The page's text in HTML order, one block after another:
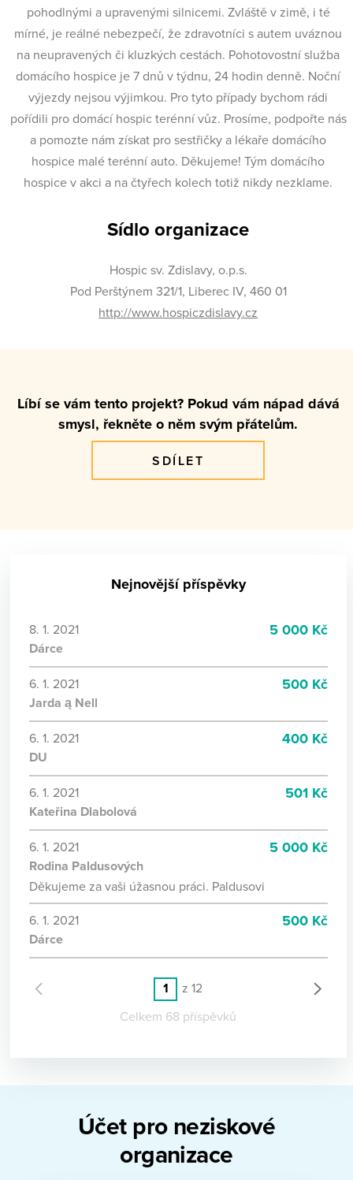
pohodlnými a upravenými silnicemi. Zvláště v zimě, i té
mírné, je reálné nebezpečí, že zdravotníci s autem uváznou
na neupravených či kluzkých cestách. Pohotovostní služba
domácího hospice je 7 dnů v týdnu, 24 hodin denně. Noční
výjezdy nejsou výjimkou. Pro tyto případy bychom rádi
pořídili pro domácí hospic terénní vůz. Prosíme, podpořte nás
a pomozte nám získat pro sestřičky a lékaře domácího
hospice malé terénní auto. Děkujeme! Tým domácího
hospice v akci a na čtyřech kolech totiž nikdy nezklame.
Sídlo organizace
Hospic sv. Zdislavy, o.p.s.
Pod Perštýnem 321/1, Liberec IV, 460 01
http://www.hospiczdislavy.cz
Nejnovější příspěvky
8. 1. 2021
Dárce
5 000 Kč
6. 1. 2021
Jarda ą Nell
500 Kč
6. 1. 2021
DU
400 Kč
6. 1. 2021
Kateřina Dlabolová
501 Kč
6. 1. 2021
Rodina Paldusových
Děkujeme za vaši úžasnou práci. Paldusovi
5 000 Kč
6. 1. 2021
Dárce
500 Kč
1
z 12
Celkem 68 příspěvků
Líbí se vám tento projekt? Pokud vám nápad dává
smysl, řekněte o něm svým přátelům.
SDÍLET
Účet pro neziskové
organizace